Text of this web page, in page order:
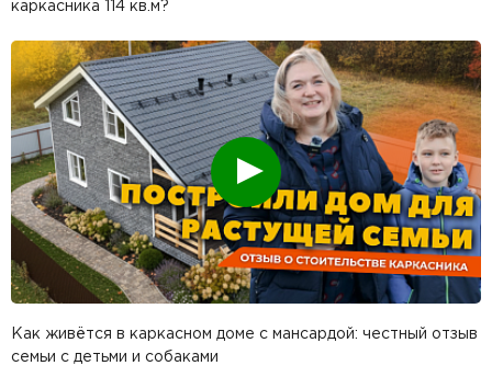
каркасника 114 кв.м?
Смотреть
Как живётся в каркасном доме с мансардой: честный отзыв
семьи с детьми и собаками